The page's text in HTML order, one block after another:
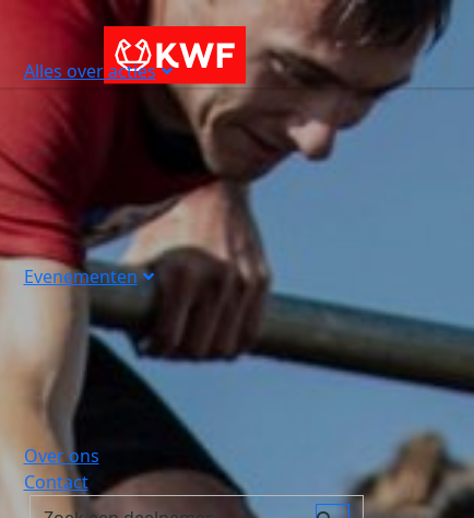
Alles over acties
Evenementen
Over ons
Contact